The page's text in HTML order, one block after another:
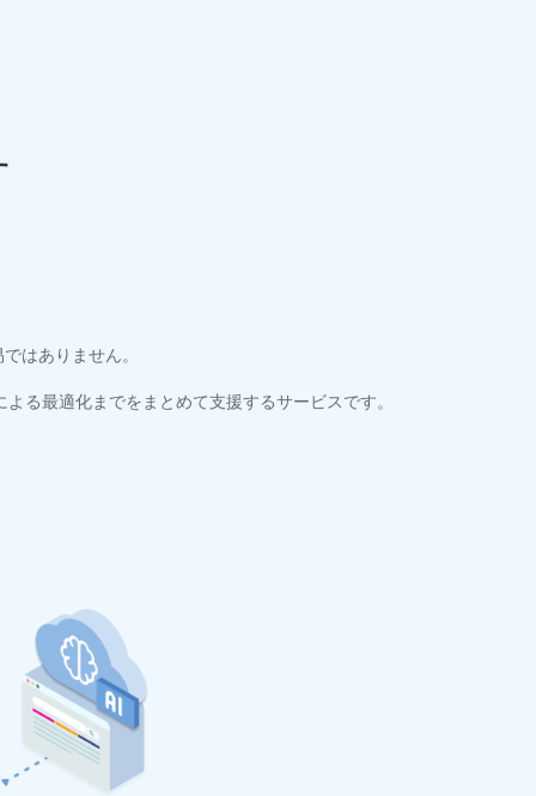
はありません。
る最適化までをまとめて支援するサービスです。